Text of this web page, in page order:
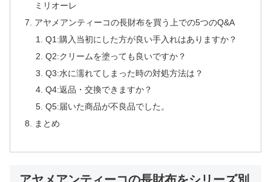
ミリオーレ
アヤメアンティーコの長財布を買う上での5つのQ&A
Q1:購入当初にした方が良い手入れはありますか？
Q2:クリームを塗っても良いですか？
Q3:水に濡れてしまった時の対処方法は？
Q4:返品・交換できますか？
Q5:届いた商品が不良品でした。
まとめ